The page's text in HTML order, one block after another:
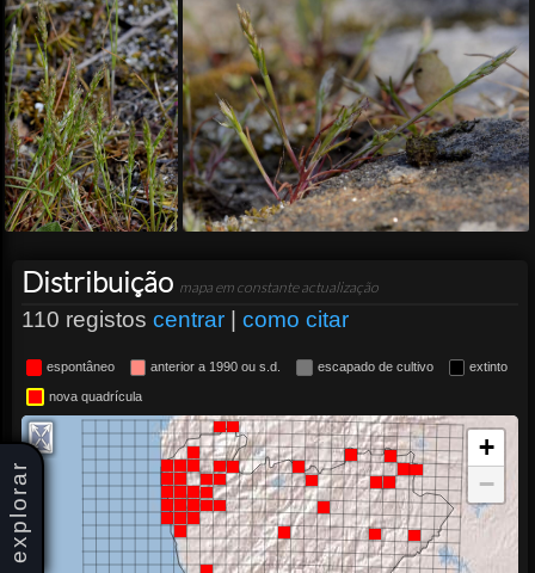
explorar
Distribuição mapa em constante actualização
110 registos centrar como citar
espontâneo anterior a 1990 ou s.d. escapado de cultivo extinto
nova quadrícula
+
−